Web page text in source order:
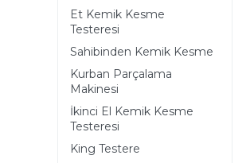
Et Kemik Kesme
Testeresi
Sahibinden Kemik Kesme
Kurban Parçalama
Makinesi
İkinci El Kemik Kesme
Testeresi
King Testere